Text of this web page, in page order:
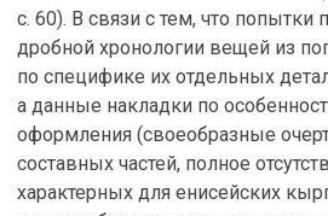
с. 60). В связи с тем, что
дробной хронологии вещей из
по специфике их отдельных
а данные накладки по
оформления (своеобразные
составных частей, полное
характерных для енисейских